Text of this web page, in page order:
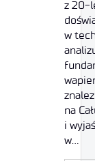
z 20-
w
na
i
w…